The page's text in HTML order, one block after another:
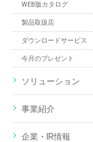
WEB版カタログ
製品取扱店
ダウンロードサービス
今月のプレゼント
ソリューション
事業紹介
企業・IR情報